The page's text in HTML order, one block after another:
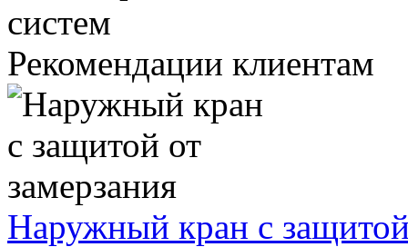
Рекомендации клиентам
Наружный кран с